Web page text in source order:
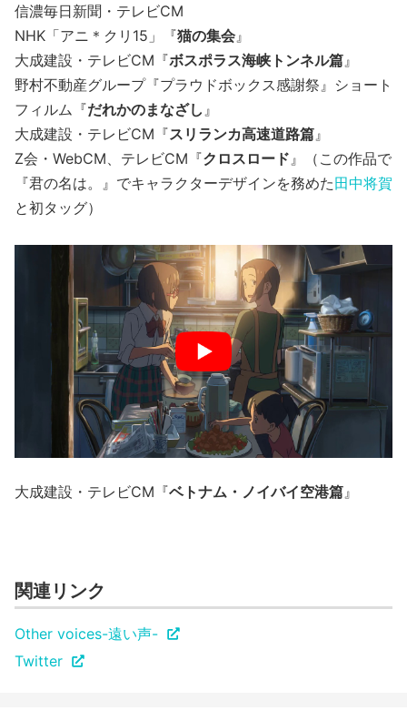
信濃毎日新聞・テレビCM
NHK「アニ＊クリ15」『猫の集会 』
大成建設・テレビCM『ボスポラス海峡トンネル篇 』
野村不動産グループ『プラウドボックス感謝祭』ショート
フィルム『だれかのまなざし 』
大成建設・テレビCM『スリランカ高速道路篇 』
Z会・WebCM、テレビCM『クロスロード 』（この作品で
『君の名は。』でキャラクターデザインを務めた田中将賀
と初タッグ）
大成建設・テレビCM『ベトナム・ノイバイ空港篇 』
関連リンク
Other voices-遠い声-
Twitter